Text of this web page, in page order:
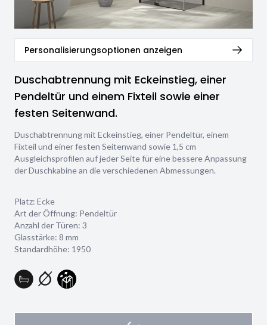
Personalisierungsoptionen anzeigen
Duschabtrennung mit Eckeinstieg, einer
Pendeltür und einem Fixteil sowie einer
festen Seitenwand.
Duschabtrennung mit Eckeinstieg, einer Pendeltür, einem
Fixteil und einer festen Seitenwand sowie 1,5 cm
Ausgleichsprofilen auf jeder Seite für eine bessere Anpassung
der Duschkabine an die verschiedenen Abmessungen.
Platz: Ecke
Art der Öffnung: Pendeltür
Anzahl der Türen: 3
Glasstärke: 8 mm
Standardhöhe: 1950